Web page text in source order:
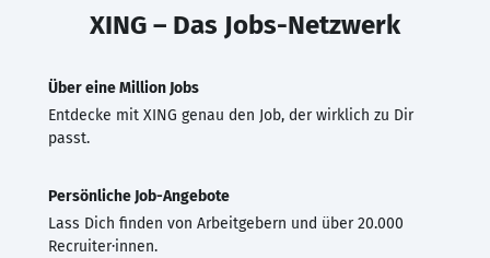
XING – Das Jobs-Netzwerk
Über eine Million Jobs
Entdecke mit XING genau den Job, der wirklich zu Dir
passt.
Persönliche Job-Angebote
Lass Dich finden von Arbeitgebern und über 20.000
Recruiter·innen.